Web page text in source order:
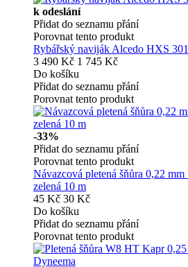
k odeslání
Přidat do seznamu přání
Porovnat tento produkt
Rybářský naviják Alcedo HXS
3 490 Kč 1 745 Kč
Do košíku
Přidat do seznamu přání
Porovnat tento produkt
-33%
Přidat do seznamu přání
Porovnat tento produkt
Návazcová pletená šňůra 0,22
zelená 10 m
45 Kč 30 Kč
Do košíku
Přidat do seznamu přání
Porovnat tento produkt